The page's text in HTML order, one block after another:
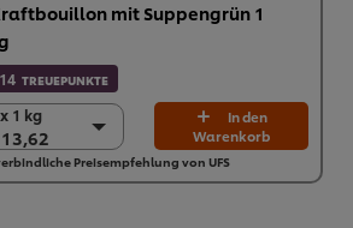
mit Suppengrün 1
14 TREUEPUNKTE
1 kg
1 kg
1 kg
In den
Warenkorb
Preisempfehlung von UFS